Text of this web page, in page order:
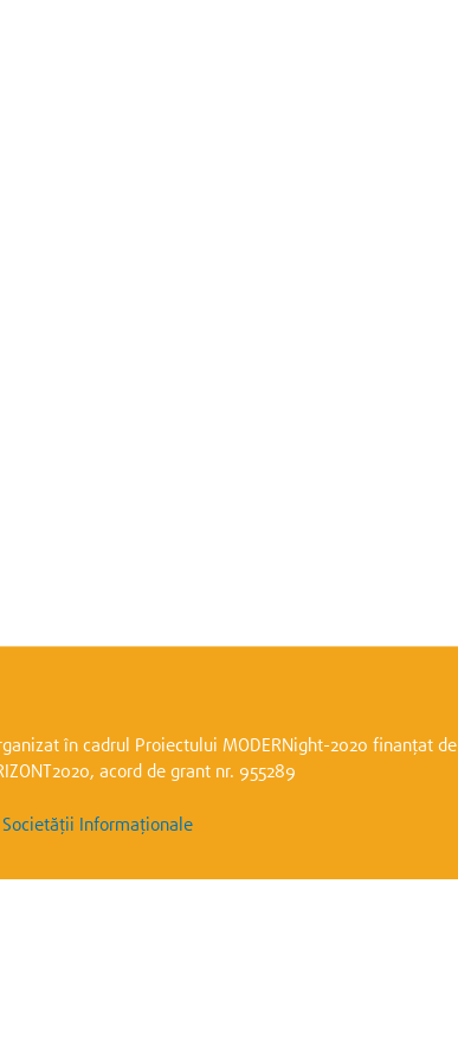
în cadrul Proiectului MODERNight-2020 finanțat de
acord de grant nr. 955289
Informaționale